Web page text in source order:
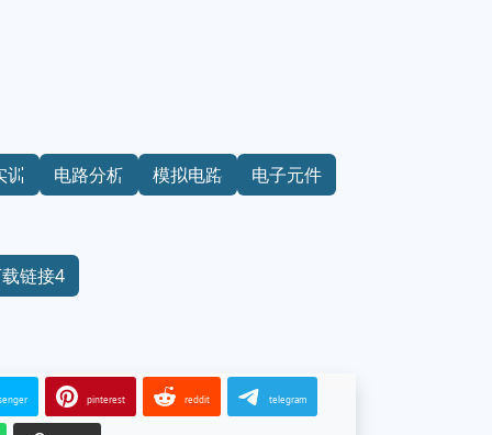
训 电路分析 模拟电路 电子元件
链接4
pinterest reddit telegram